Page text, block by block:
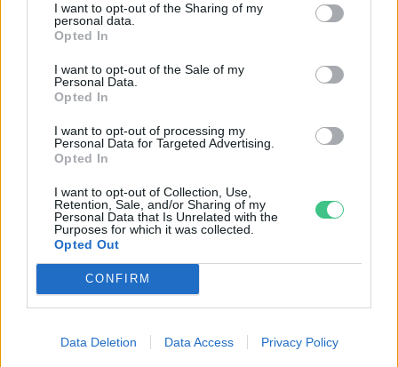
I want to opt-out of the Sharing of my
personal data.
Opted In
I want to opt-out of the Sale of my
Personal Data.
Opted In
I want to opt-out of processing my
Personal Data for Targeted Advertising.
Opted In
I want to opt-out of Collection, Use,
Retention, Sale, and/or Sharing of my
Personal Data that Is Unrelated with the
Purposes for which it was collected.
Opted Out
CONFIRM
Data Deletion Data Access Privacy Policy
helyszínül szolgáló ipari parkjai a nyugati
protekcionizmus erősödésével különösen
kulcsfontosságúvá vált Peking számára a
Az USA és az EU piacvédő lépései ugyanis arra
ösztönzik Kínát, hogy fokozza ellátási
láncainak regionalizációját. Rabat ráadásul
nemcsak a Kína számára fontos piacokhoz
kínál könnyű hozzáférést, hanem az ország
kifejezetten jó ipari infrastruktúrájához és
olcsó munkaerejéhez is, ezért az idetelepülő
alacsonyabb költséggeltudnak